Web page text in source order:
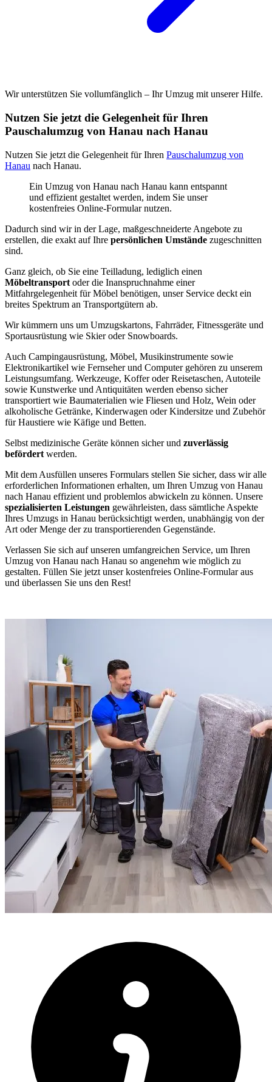
Wir unterstützen Sie vollumfänglich – Ihr Umzug mit unserer Hilfe.
Nutzen Sie jetzt die Gelegenheit für Ihren
Pauschalumzug von Hanau nach Hanau
Nutzen Sie jetzt die Gelegenheit für Ihren Pauschalumzug von
Hanau nach Hanau.
Ein Umzug von Hanau nach Hanau kann entspannt
und effizient gestaltet werden, indem Sie unser
kostenfreies Online-Formular nutzen.
Dadurch sind wir in der Lage, maßgeschneiderte Angebote zu
erstellen, die exakt auf Ihre persönlichen Umstände zugeschnitten
sind.
Ganz gleich, ob Sie eine Teilladung, lediglich einen
Möbeltransport oder die Inanspruchnahme einer
Mitfahrgelegenheit für Möbel benötigen, unser Service deckt ein
breites Spektrum an Transportgütern ab.
Wir kümmern uns um Umzugskartons, Fahrräder, Fitnessgeräte und
Sportausrüstung wie Skier oder Snowboards.
Auch Campingausrüstung, Möbel, Musikinstrumente sowie
Elektronikartikel wie Fernseher und Computer gehören zu unserem
Leistungsumfang. Werkzeuge, Koffer oder Reisetaschen, Autoteile
sowie Kunstwerke und Antiquitäten werden ebenso sicher
transportiert wie Baumaterialien wie Fliesen und Holz, Wein oder
alkoholische Getränke, Kinderwagen oder Kindersitze und Zubehör
für Haustiere wie Käfige und Betten.
Selbst medizinische Geräte können sicher und zuverlässig
befördert werden.
Mit dem Ausfüllen unseres Formulars stellen Sie sicher, dass wir alle
erforderlichen Informationen erhalten, um Ihren Umzug von Hanau
nach Hanau effizient und problemlos abwickeln zu können. Unsere
spezialisierten Leistungen gewährleisten, dass sämtliche Aspekte
Ihres Umzugs in Hanau berücksichtigt werden, unabhängig von der
Art oder Menge der zu transportierenden Gegenstände.
Verlassen Sie sich auf unseren umfangreichen Service, um Ihren
Umzug von Hanau nach Hanau so angenehm wie möglich zu
gestalten. Füllen Sie jetzt unser kostenfreies Online-Formular aus
und überlassen Sie uns den Rest!